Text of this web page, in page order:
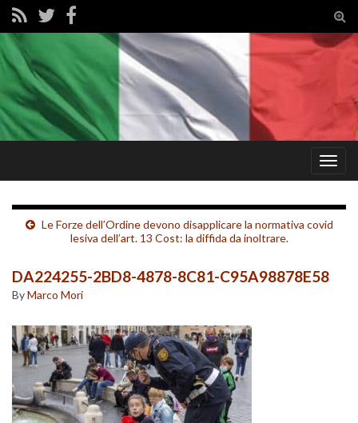
Le Forze dell’Ordine devono disapplicare la normativa covid
lesiva dell’art. 13 Cost: la diffida da inoltrare.
DA224255-2BD8-4878-8C81-C95A98878E58
ByMarco Mori